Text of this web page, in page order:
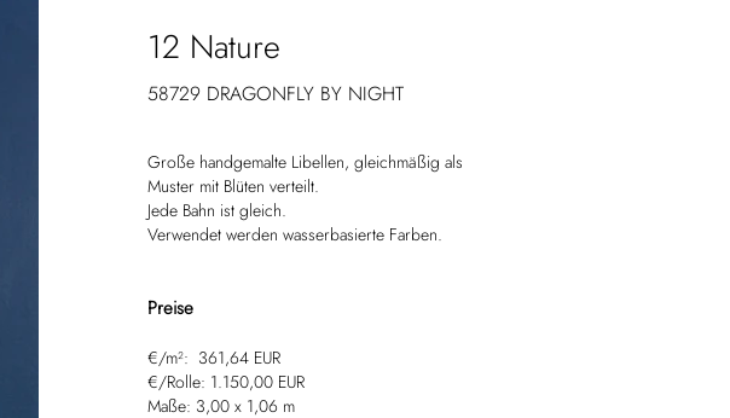
12 Nature
58729 DRAGONFLY BY NIGHT
Große handgemalte Libellen, gleichmäßig als
Muster mit Blüten verteilt.
Jede Bahn ist gleich.
Verwendet werden wasserbasierte Farben.
Preise
€/m²: 361,64 EUR
€/Rolle: 1.150,00 EUR
Maße: 3,00 x 1,06 m